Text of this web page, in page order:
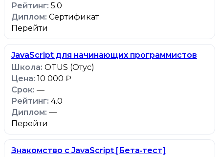
5.0
Сертификат
Перейти
JavaScript для начинающих программистов
OTUS (Отус)
10 000 ₽
—
4.0
—
Перейти
Знакомство с JavaScript [Бета‑тест]